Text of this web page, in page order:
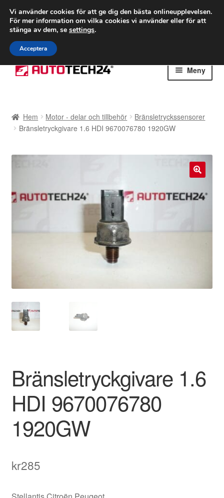
FRAKT från 75 kr
Världsomspännande frakt
Ring 766 924 713
Hoppa
till
Hoppa
till
Meny
Betalningar
Kolla upp
Kontakt
Reklamationsprocedur
Världsomspännande frakt
Hem Motor - delar och tillbehör
Bränsletryckssensorer
Bränsletryckgivare 1.6 HDI 9670076780 1920GW
Bränsletryckgivare 1.6
HDI 9670076780
1920GW
kr285
Vi använder cookies för att ge dig den bästa onlineupplevelsen.
För mer information om vilka cookies vi använder eller för att
stänga av dem, se settings.
Acceptera